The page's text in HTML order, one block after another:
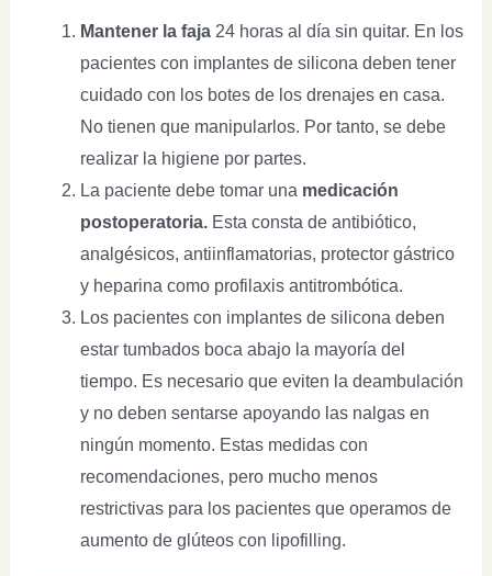
Mantener la faja24 horas al día sin quitar. En los
pacientes con implantes de silicona deben tener
cuidado con los botes de los drenajes en casa.
No tienen que manipularlos. Por tanto, se debe
realizar la higiene por partes.
La paciente debe tomar una medicación
postoperatoria. Esta consta de antibiótico,
analgésicos, antiinflamatorias, protector gástrico
y heparina como profilaxis antitrombótica.
Los pacientes con implantes de silicona deben
estar tumbados boca abajo la mayoría del
tiempo. Es necesario que eviten la deambulación
y no deben sentarse apoyando las nalgas en
ningún momento. Estas medidas con
recomendaciones, pero mucho menos
restrictivas para los pacientes que operamos de
aumento de glúteos con lipofilling.